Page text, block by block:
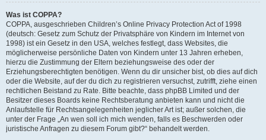
Was ist COPPA?
COPPA, ausgeschrieben Children’s Online Privacy Protection Act of 1998
(deutsch: Gesetz zum Schutz der Privatsphäre von Kindern im Internet von
1998) ist ein Gesetz in den USA, welches festlegt, dass Websites, die
möglicherweise persönliche Daten von Kindern unter 13 Jahren erheben,
hierzu die Zustimmung der Eltern beziehungsweise des oder der
Erziehungsberechtigten benötigen. Wenn du dir unsicher bist, ob dies auf dich
oder die Website, auf der du dich zu registrieren versuchst, zutrifft, ziehe einen
rechtlichen Beistand zu Rate. Bitte beachte, dass phpBB Limited und der
Besitzer dieses Boards keine Rechtsberatung anbieten kann und nicht die
Anlaufstelle für Rechtsangelegenheiten jeglicher Art ist; außer solchen, die
unter der Frage „An wen soll ich mich wenden, falls es Beschwerden oder
juristische Anfragen zu diesem Forum gibt?“ behandelt werden.